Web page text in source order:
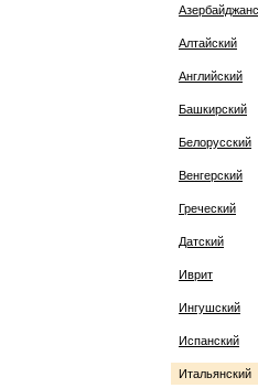
Алтайский
Английский
Башкирский
Белорусский
Венгерский
Греческий
Датский
Иврит
Ингушский
Испанский
Итальянский